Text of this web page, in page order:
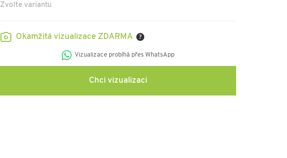
Zvolte variantu
Okamžitá vizualizace ZDARMA ?
Vizualizace probíhá přes WhatsApp
Chci vizualizaci